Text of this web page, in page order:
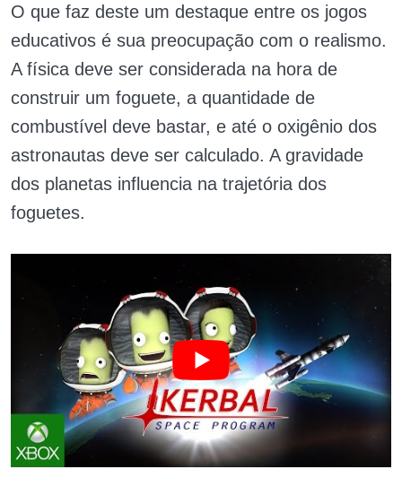
O que faz deste um destaque entre os jogos
educativos é sua preocupação com o realismo.
A física deve ser considerada na hora de
construir um foguete, a quantidade de
combustível deve bastar, e até o oxigênio dos
astronautas deve ser calculado. A gravidade
dos planetas influencia na trajetória dos
foguetes.